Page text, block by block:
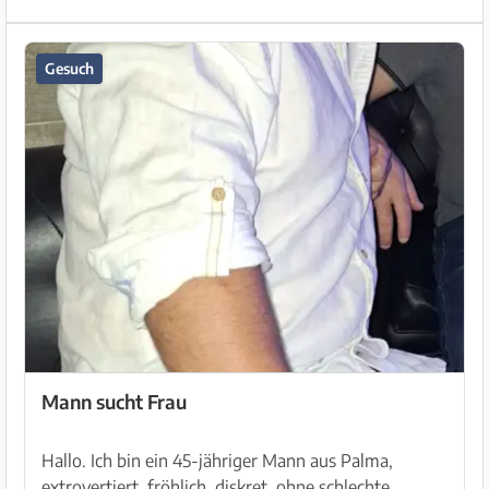
Gesuch
Mann sucht Frau
Hallo. Ich bin ein 45-jähriger Mann aus Palma,